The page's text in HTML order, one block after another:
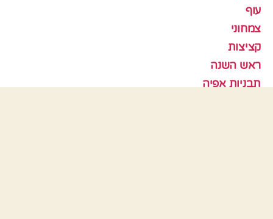
עוף
צמחוני
קציצות
ראש השנה
תבניות אפיה